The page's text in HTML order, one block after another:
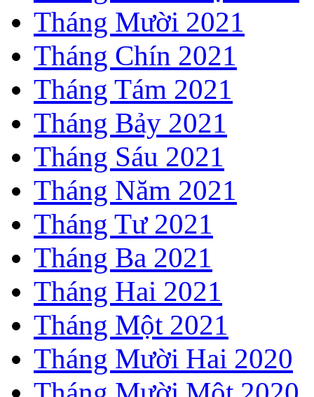
Tháng Mười 2021
Tháng Chín 2021
Tháng Tám 2021
Tháng Bảy 2021
Tháng Sáu 2021
Tháng Năm 2021
Tháng Tư 2021
Tháng Ba 2021
Tháng Hai 2021
Tháng Một 2021
Tháng Mười Hai 2020